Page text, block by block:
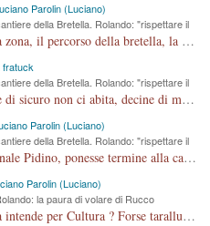
Parolin (Luciano)
della Bretella. Rolando: "rispettare il
Caro fratuck, conosco molto bene la zona, il percorso della bretella, la situazione dei cittadini, abito in Viale Trento. A partire dal 2003 ho partecipato al Comitato di Maddalene pro bretella, e a riunioni propositive per apportare modifiche al progetto. Numerose mie foto del territorio sono arrivate a Roma, altri miei interventi (non graditi dalla Sx) sono stati pubblicati dal GdV, assieme ad altri come Ciro Asproso, ora favorevole alla bretella. Ho partecipato alla raccolta firme per la chiusura della strada x 5 giorni eseguita dal Sindaco Hullwech per sforamento 180 Micro/g. Pertanto come impegno per la tematica sono apposto con la coscienza. Ora il Progetto è partito, fine! Voglio dire che la nuova Giunta "comunale" non c'entra più. L'opera sarà "malauguratamente" eseguita, ma non con il mio placet. Il Consigliere Comunale dovrebbe capire che la campagna elettorale è finita, con buona pace di tutti. Quello che invece dovrebbe interessare è la proprietà della strada, dall'uscita autostradale Ovest, sino alla Rotatoria dell'Albara, vi sono tre possessori: Autostrade SpA; La Provincia, il Comune. Come la mettiamo per il futuro ? I costi, da 50 sono saliti a 100 milioni di € come dire 20 milioni a KM (!) da non credere. Comunque si farà. Ma nessuno canti Vittoria, anzi meglio non farne un ulteriore fatto "partitico" per questioni elettorali o di seggio. Se mi manda la sua mail, sono disponibile ad inviare i documenti e le foto sopra descritte. Con ossequi, Luciano Parolin
fratuck
della Bretella. Rolando: "rispettare il
Non sarà utile a lei dott. Parolin che di sicuro non ci abita, decine di migliaia di TIR, automobili e padroncini che passano quotidianamente per una strada appena rotabile, non è più possibile stendere i panni, attraversare la strada senza rischiare la morte, le case stanno crepando, i tempi sono cambiati e la bretella non passerà assolutamente per maddalene (ma cosa sta a dire?!), dia invece responsabilità a chi ha costruito tagliando la strada che doveva invece terminare a isola vicentina e non al moracchino lasciando Motta di Costabissara ancora in panne di traffico. I tempi sono cambiati dottore e se l'anagrafe della vita stagna nell'essere umano impressioni conservatrici, la società non le considera perchè va avanti, si industrializza e ha bisogno di infrastrutture e di sviluppo. Ultima considerazione, se è geloso di Rolando perchè vede in lui solo campagne politiche mentre si difendono i SOLI diritti dei cittadini, la preghiamo faccia considerazioni più appropriate. Saluti e complimenti per i suoi scritti.
Parolin (Luciano)
della Bretella. Rolando: "rispettare il
Sarebbe ora che il consigliere comunale Pidino, ponesse termine alla campagna elettorale nel territorio del suo seggio Villaggio del Sole. La tiraca è iniziata, distruggerà 6 km di prateria ovest della città, ricca di fonti e sorgenti d'acqua. I cittadini di Maddalene non avranno più Pace la notte. Molta colpa per la costruzione di questa Strada è proprio del signor Rolando,dei suoi gazebo mobili e che vuol far passare questa opera VANDALICA come progetto "utile" a chi ? Non è cosa seria sig. Rolando!
Parolin (Luciano)
la paura di volare di Rucco
Vorrei sapere dal C.C. Rolando cosa intende per Cultura ? Forse tarallucci, vino e sagre, o spaghetti tricolori del PD ? Il continuo (s)parlare della mostra a Palazzo Chiericati caro consigliere DANNEGGIA FORTEMENTE l'immagine della città TUTTA e fa deviare i consensi che in RUSSIA (badi bene ex U.R.S.S.) sono ECCELLENTI. A livello artistico l'evento è di alta Valenza culturale, COMPITO di Tutta la Cittadinanza fare il possibile per propagandare l'iniziativa senza farne UN CASO PARTITICO come fa Lei da sempre. Meno Gazebo + Partecipazione! E così sia. Amen.